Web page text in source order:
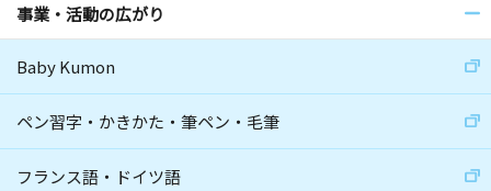
事業・活動の広がり
Baby Kumon
ペン習字・かきかた・筆ペン・毛筆
フランス語・ドイツ語